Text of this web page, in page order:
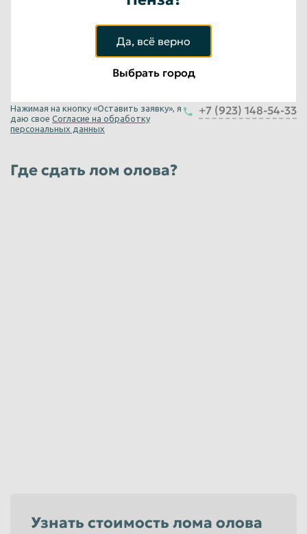
ПОС 40 (олова – 40%)
ПОС 30 (олова – 30%)
Юридические лица
Нажимая на кнопку «Оставить заявку», я
даю свое Согласие на обработку
персональных данных
+7 (923) 148-54-33
Где сдать лом олова?
Узнать стоимость лома олова
Да, всё верно
Выбрать город